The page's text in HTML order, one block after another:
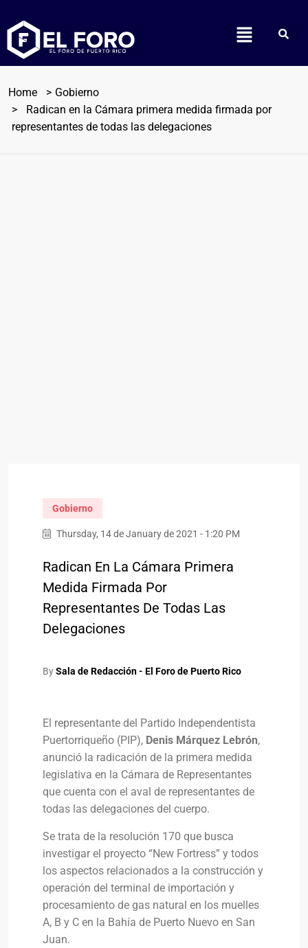
Home
Gobierno
Radican en la Cámara primera medida firmada por
representantes de todas las delegaciones
Gobierno
Thursday, 14 de January de 2021 - 1:20 PM
Radican En La Cámara Primera
Medida Firmada Por
Representantes De Todas Las
Delegaciones
BySala de Redacción - El Foro de Puerto Rico
El representante del Partido Independentista
Puertorriqueño (PIP), Denis Márquez Lebrón,
anunció la radicación de la primera medida
legislativa en la Cámara de Representantes
que cuenta con el aval de representantes de
todas las delegaciones del cuerpo.
Se trata de la resolución 170 que busca
investigar el proyecto “New Fortress” y todos
los aspectos relacionados a la construcción y
operación del terminal de importación y
procesamiento de gas natural en los muelles
A, B y C en la Bahía de Puerto Nuevo en San
Juan.